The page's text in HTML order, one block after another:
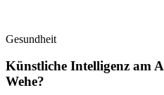
Gesundheit
Künstliche Intelligenz am
Wehe?